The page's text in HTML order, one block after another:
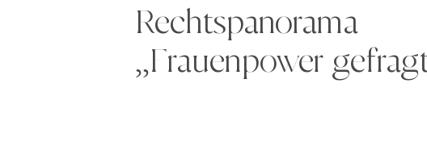
Rechtspanorama
„Frauenpower